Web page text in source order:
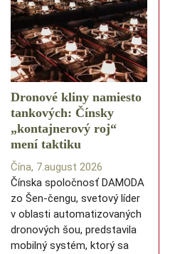
Dronové kliny namiesto
tankových: Čínsky
️„kontajnerový roj“
mení taktiku
Čína, 7.august 2026
Čínska spoločnosť DAMODA
zo Šen-čengu, svetový líder
v oblasti automatizovaných
dronových šou, predstavila
mobilný systém, ktorý sa